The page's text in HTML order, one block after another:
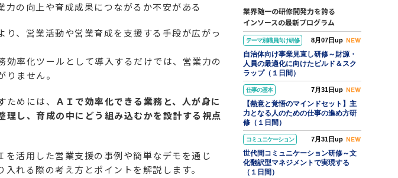
力の向上や育成成果につながるか不安がある
り、営業活動や営業育成を支援する手段が広がっ
効率化ツールとして導入するだけでは、営業力の
りません。
めには、 ＡＩで効率化できる業務と、人が身に
理し、育成の中にどう組み込むかを設計する視点
を活用した営業支援の事例や簡単なデモを通じ
れる際の考え方とポイントを解説します。
業界随一の研修開発力を誇る
インソースの最新プログラム
テーマ別職員向け研修 8月07日up
自治体向け事業見直し研修～財源・
人員の最適化に向けたビルド＆スク
ラップ（１日間）
仕事の基本 7月31日up
【熱意と覚悟のマインドセット】主
力となる人のための仕事の進め方研
修（１日間）
コミュニケーション 7月31日up
世代間コミュニケーション研修～文
化翻訳型マネジメントで実現する
（１日間）